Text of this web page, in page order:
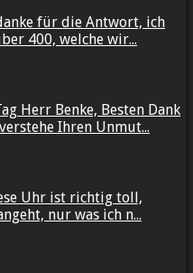
für die Antwort, ich
400, welche wir...
Herr Benke, Besten Dank
Ihren Unmut...
Uhr ist richtig toll,
nur was ich n...